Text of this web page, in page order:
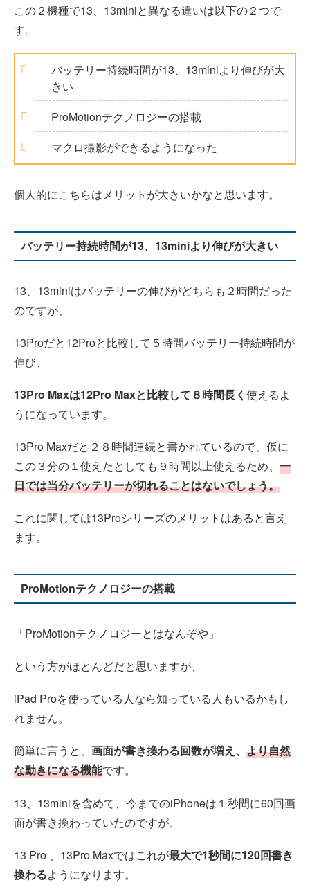
この２機種で13、13miniと異なる違いは以下の２つで
す。
バッテリー持続時間が13、13miniより伸びが大
きい
ProMotionテクノロジーの搭載
マクロ撮影ができるようになった
個人的にこちらはメリットが大きいかなと思います。
バッテリー持続時間が13、13miniより伸びが大きい
13、13miniはバッテリーの伸びがどちらも２時間だった
のですが、
13Proだと12Proと比較して５時間バッテリー持続時間が
伸び、
13Pro Maxは12Pro Maxと比較して８時間長く 使えるよ
うになっています。
13Pro Maxだと２８時間連続と書かれているので、仮に
この３分の１使えたとしても９時間以上使えるため、 一
日では当分バッテリーが切れることはないでしょう。
これに関しては13Proシリーズのメリットはあると言え
ます。
ProMotionテクノロジーの搭載
「ProMotionテクノロジーとはなんぞや」
という方がほとんどだと思いますが、
iPad Proを使っている人なら知っている人もいるかもし
れません。
簡単に言うと、 画面が書き換わる回数が増え、 より自然
な動きになる機能です。
13、13miniを含めて、今までのiPhoneは１秒間に60回画
面が書き換わっていたのですが、
13 Pro 、13Pro Maxではこれが最大で1秒間に120回書き
換わるようになります。